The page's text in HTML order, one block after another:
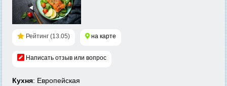
Рейтинг (13.05) на карте
Написать отзыв или вопрос
Кухня: Европейская